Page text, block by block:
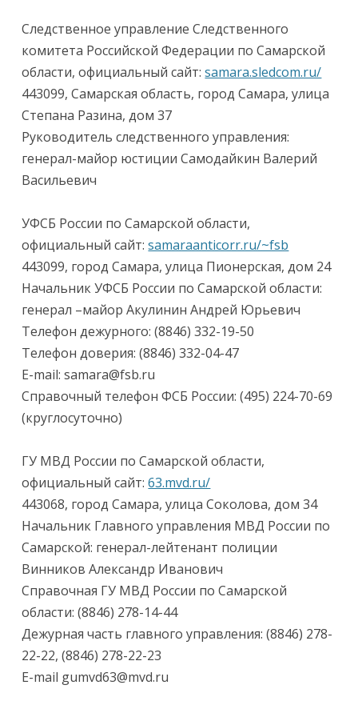
Следственное управление Следственного
комитета Российской Федерации по Самарской
области, официальный сайт:samara.sledcom.ru/
443099, Самарская область, город Самара, улица
Степана Разина, дом 37
Руководитель следственного управления:
генерал-майор юстиции Самодайкин Валерий
Васильевич
УФСБ России по Самарской области,
официальный сайт:samaraanticorr.ru/~fsb
443099, город Самара, улица Пионерская, дом 24
Начальник УФСБ России по Самарской области:
генерал –майор Акулинин Андрей Юрьевич
Телефон дежурного: (8846) 332-19-50
Телефон доверия: (8846) 332-04-47
E-mail: samara@fsb.ru
Справочный телефон ФСБ России: (495) 224-70-69
(круглосуточно)
ГУ МВД России по Самарской области,
официальный сайт:63.mvd.ru/
443068, город Самара, улица Соколова, дом 34
Начальник Главного управления МВД России по
Самарской: генерал-лейтенант полиции
Винников Александр Иванович
Справочная ГУ МВД России по Самарской
области: (8846) 278-14-44
Дежурная часть главного управления: (8846) 278-
22-22, (8846) 278-22-23
E-mail gumvd63@mvd.ru